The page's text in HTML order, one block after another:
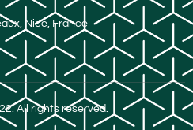
Nice, France
All rights reserved.